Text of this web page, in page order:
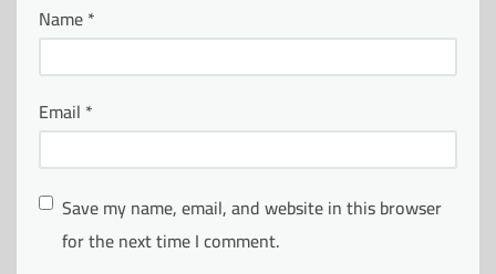
Name*
Email *
Save my name, email, and website in this browser
for the next time I comment.